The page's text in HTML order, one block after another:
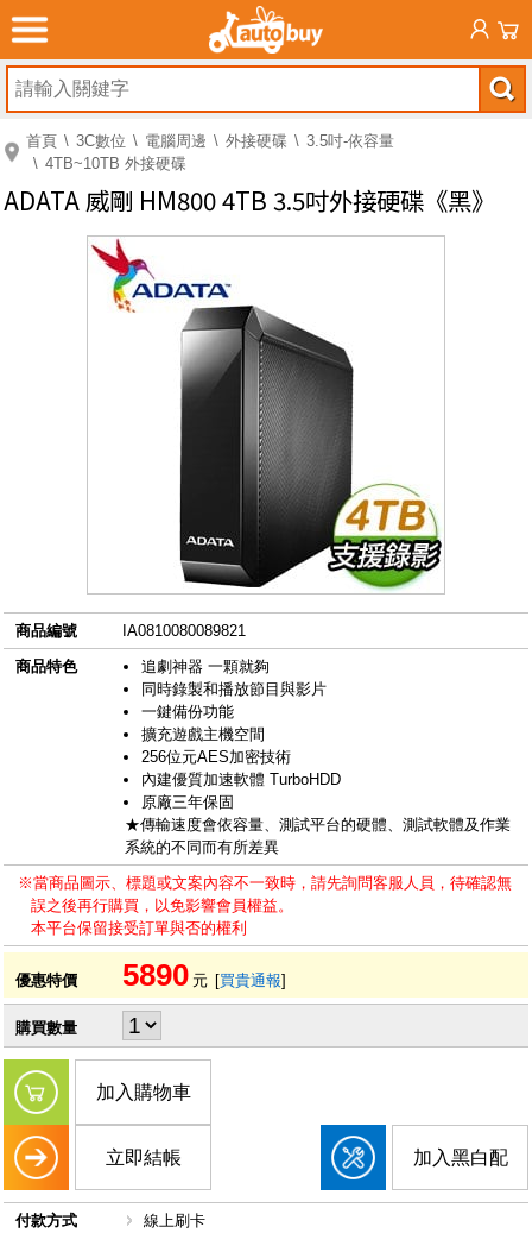
首頁 3C數位 電腦周邊 外接硬碟
3.5吋-依容量
4TB~10TB 外接硬碟
ADATA 威剛 HM800 4TB 3.5吋外接硬碟《黑》
商品編號
IA0810080089821
商品特色
追劇神器 一顆就夠
同時錄製和播放節目與影片
一鍵備份功能
擴充遊戲主機空間
256位元AES加密技術
內建優質加速軟體 TurboHDD
原廠三年保固
★傳輸速度會依容量、測試平台的硬體、測試軟體及作業
系統的不同而有所差異
※當商品圖示、標題或文案內容不一致時，請先詢問客服人員，待確認無
誤之後再行購買，以免影響會員權益。
本平台保留接受訂單與否的權利
優惠特價 5890 元 [買貴通報]
購買數量
加入購物車
立即結帳 加入黑白配
付款方式
線上刷卡